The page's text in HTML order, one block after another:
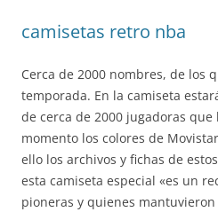
camisetas retro nba
Cerca de 2000 nombres, de los
temporada. En la camiseta
de cerca de 2000 jugadoras
momento los colores de
ello los archivos y fichas de
esta camiseta especial «es un
pioneras y quienes